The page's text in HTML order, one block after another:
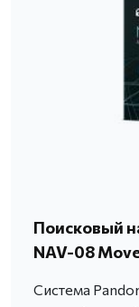
Поисковый
NAV-08
Система